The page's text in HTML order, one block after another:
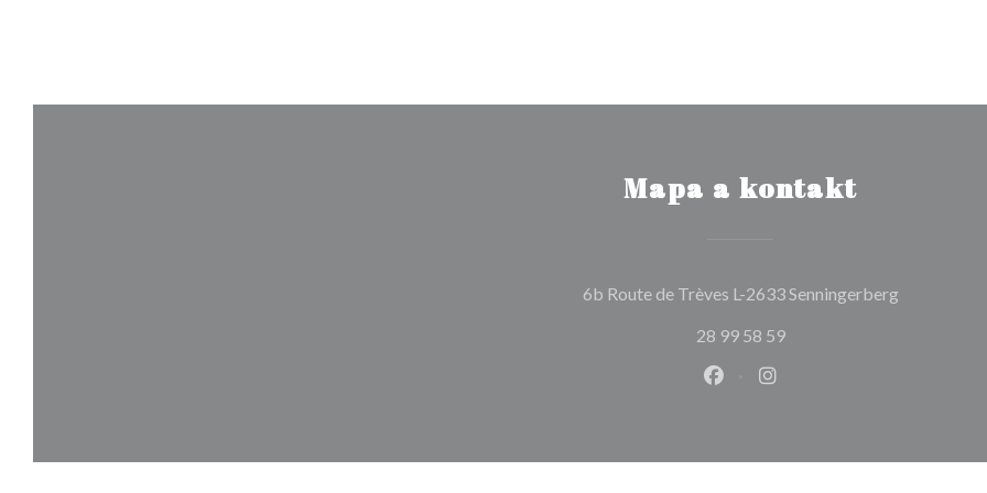
Mapa a kontakt
6b Route de Trèves L-2633 Senningerberg((otevře se
28 99 58 59
Facebook ((otevře se v novém
Instagram ((otevře se v